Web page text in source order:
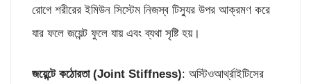
রোগে শরীরের ইমিউন সিস্টেম নিজস্ব টিস্যুর উপর আক্রমণ করে
যার ফলে জয়েন্ট ফুলে যায় এবং ব্যথা সৃষ্টি হয়।
জয়েন্টে কঠোরতা (Joint Stiffness): অস্টিওআর্থ্রাইটিসের